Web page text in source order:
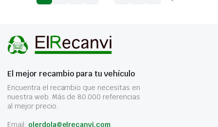
El mejor recambio para tu vehículo
Encuentra el recambio que necesitas en
nuestra web. Más de 80.000 referencias
al mejor precio.
Email: olerdola@elrecanvi.com